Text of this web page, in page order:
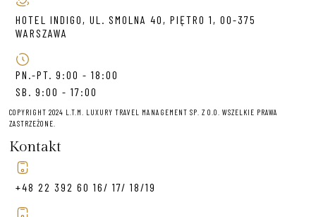
HOTEL INDIGO, UL. SMOLNA 40, PIĘTRO 1, 00-375
WARSZAWA
PN.-PT. 9:00 - 18:00
SB. 9:00 - 17:00
COPYRIGHT 2024 L.T.M. LUXURY TRAVEL MANAGEMENT SP. Z O.O. WSZELKIE PRAWA
ZASTRZEŻONE.
Kontakt
+48 22 392 60 16/ 17/ 18/19